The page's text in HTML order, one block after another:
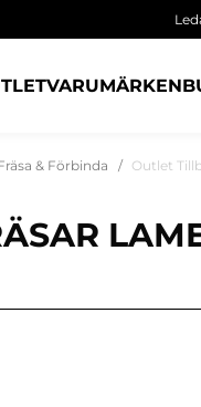
VARUMÄRKEN
& Förbinda Outlet